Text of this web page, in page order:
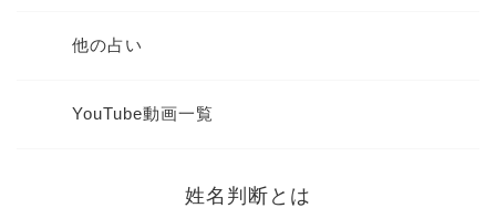
他の占い
YouTube動画一覧
姓名判断とは